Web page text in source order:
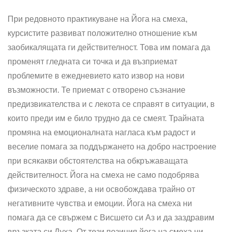
При редовното практикуване на Йога на смеха,
курсистите развиват положително отношение към
заобикалящата ги действителност. Това им помага да
променят гледната си точка и да възприемат
проблемите в ежедневието като извор на нови
възможности. Те приемат с отворено съзнание
предизвикателства и с лекота се справят в ситуации, в
които преди им е било трудно да се смеят. Трайната
промяна на емоционалната нагласа към радост и
веселие помага за поддържането на добро настроение
при всякакви обстоятелства на обкръжаващата
действителност. Йога на смеха не само подобрява
физическото здраве, а ни освобождава трайно от
негативните чувства и емоции. Йога на смеха ни
помага да се свържем с Висшето си Аз и да заздравим